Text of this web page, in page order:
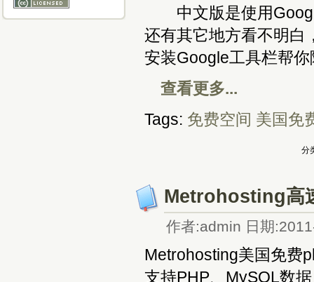
中文版是使用
还有其它地方看不明白
安装Google工具栏帮
查看更多...
Tags: 免费空间 美国免
分
Metrohosting高
作者:admin 日期
Metrohosting美国免费
支持PHP、MySQL数